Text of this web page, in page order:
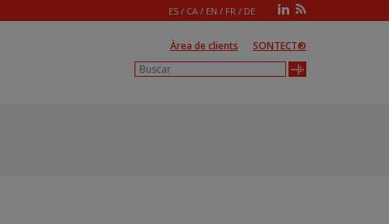
ES / CA / EN / FR / DE
Àrea de clients SONTECT®